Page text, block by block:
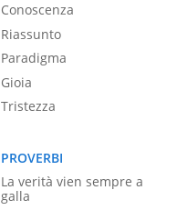
Conoscenza
Riassunto
Paradigma
Gioia
Tristezza
PROVERBI
La verità vien sempre a
galla